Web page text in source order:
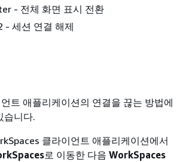
- 전체 화면 표시 전환
- 세션 연결 해제
트 애플리케이션의 연결을 끊는 방법에
습니다.
클라이언트 애플리케이션에서
로 이동한 다음 WorkSpaces